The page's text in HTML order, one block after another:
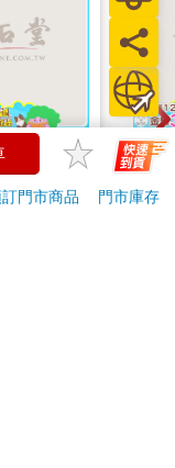
月號
值版)
元
佳人
220
門市商品
門市庫存